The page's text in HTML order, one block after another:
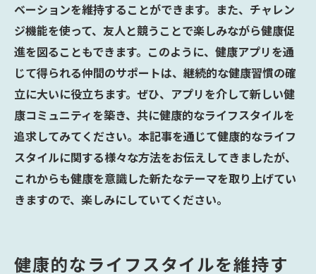
ベーションを維持することができます。また、チャレン
ジ機能を使って、友人と競うことで楽しみながら健康促
進を図ることもできます。このように、健康アプリを通
じて得られる仲間のサポートは、継続的な健康習慣の確
立に大いに役立ちます。ぜひ、アプリを介して新しい健
康コミュニティを築き、共に健康的なライフスタイルを
追求してみてください。本記事を通じて健康的なライフ
スタイルに関する様々な方法をお伝えしてきましたが、
これからも健康を意識した新たなテーマを取り上げてい
きますので、楽しみにしていてください。
健康的なライフスタイルを維持す